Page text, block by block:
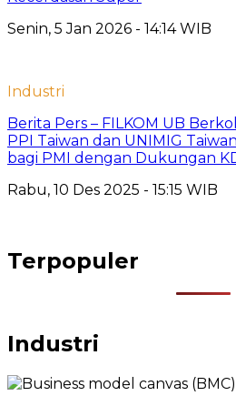
Senin, 5 Jan 2026 - 14:14 WIB
Industri
Berita Pers – FILKOM UB
PPI Taiwan dan UNIMIG
bagi PMI dengan Dukungan
Rabu, 10 Des 2025 - 15:15 WIB
Terpopuler
Industri